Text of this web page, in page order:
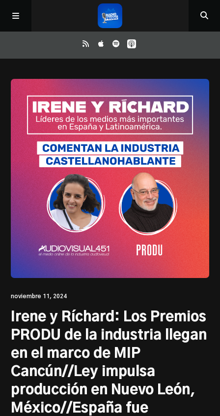
ReloAd
¿Qué ver?
Irene y Ríchard
Contacto
PRODU.com
noviembre 11, 2024
Irene y Ríchard: Los Premios
PRODU de la industria llegan
en el marco de MIP
Cancún//Ley impulsa
producción en Nuevo León,
México//España fue